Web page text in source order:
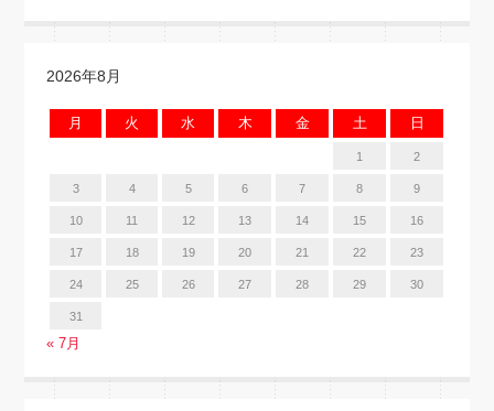
2026年8月
月 火 水 木 金 土 日
1 2
3 4 5 6 7 8 9
10 11 12 13 14 15 16
17 18 19 20 21 22 23
24 25 26 27 28 29 30
31
« 7月